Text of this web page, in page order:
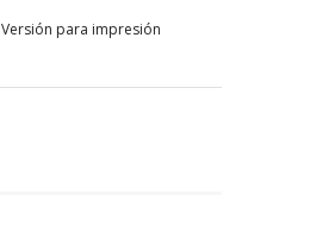
Versión para impresión